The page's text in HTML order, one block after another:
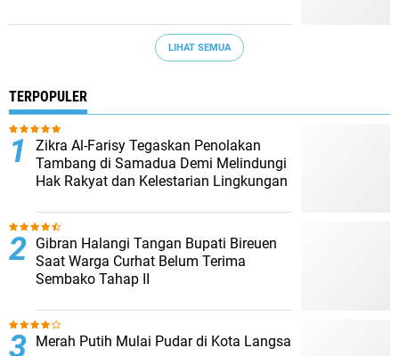
LIHAT SEMUA
TERPOPULER
Zikra Al-Farisy Tegaskan Penolakan
Tambang di Samadua Demi Melindungi
Hak Rakyat dan Kelestarian Lingkungan
Gibran Halangi Tangan Bupati Bireuen
Saat Warga Curhat Belum Terima
Sembako Tahap II
Merah Putih Mulai Pudar di Kota Langsa